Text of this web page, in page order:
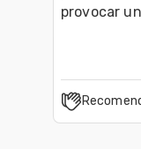
provocar